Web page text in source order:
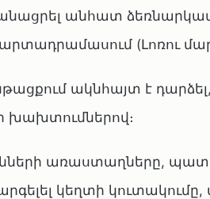
անհատ
(Լոռու
ակնհայտ է
խախտումներով։
առաստաղները,
կեղտի